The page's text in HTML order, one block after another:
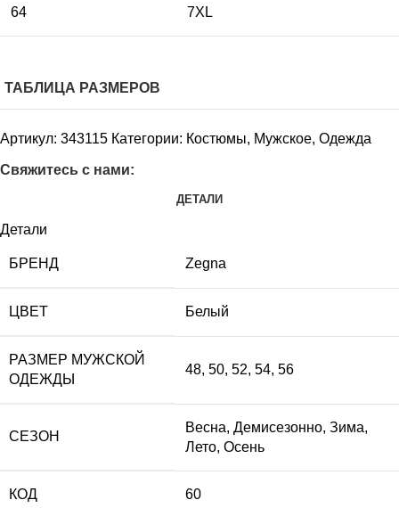
64 7XL
ТАБЛИЦА РАЗМЕРОВ
Артикул: 343115 Категории: Костюмы, Мужское, Одежда
Свяжитесь с нами:
ДЕТАЛИ
Детали
БРЕНД Zegna
ЦВЕТ Белый
РАЗМЕР МУЖСКОЙ
ОДЕЖДЫ
48, 50, 52, 54, 56
СЕЗОН
Весна, Демисезонно, Зима,
Лето, Осень
КОД 60